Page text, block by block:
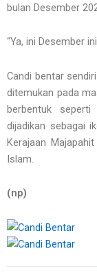
bulan Desember
“Ya, ini Desember
Candi bentar
ditemukan pada
berbentuk
dijadikan sebagai
Kerajaan
Islam.
(np)